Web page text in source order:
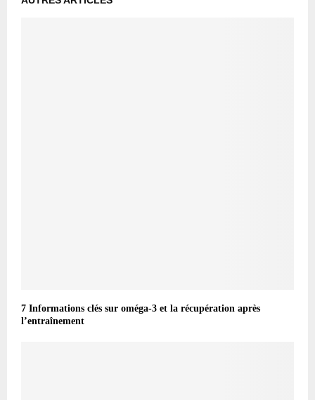
7 Informations clés sur oméga-3 et la récupération après
l’entraînement